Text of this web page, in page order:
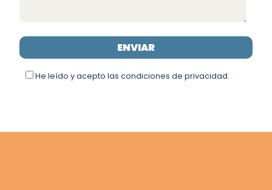
He leído y acepto las condiciones de privacidad.